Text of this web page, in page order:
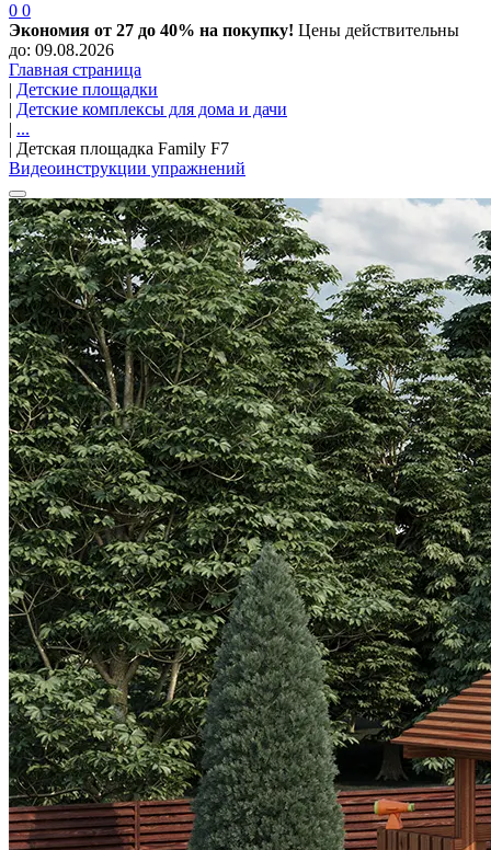
0 0
Экономия от 27 до 40% на покупку! Цены действительны
до: 09.08.2026
Главная страница
| Детские площадки
| Детские комплексы для дома и дачи
| ...
| Детская площадка Family F7
Видеоинструкции упражнений